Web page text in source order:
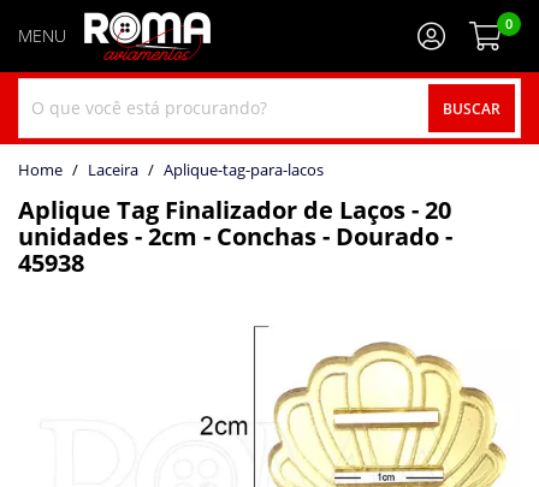
BUSCAR
0
home Laceira aplique-tag-para-lacos
Aplique Tag Finalizador de Laços - 20
unidades - 2cm - Conchas - Dourado -
45938